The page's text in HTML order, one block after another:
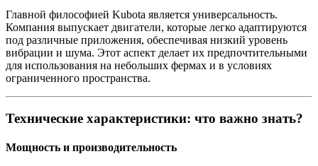
Главной философией Kubota является универсальность.
Компания выпускает двигатели, которые легко адаптируются
под различные приложения, обеспечивая низкий уровень
вибрации и шума. Этот аспект делает их предпочтительными
для использования на небольших фермах и в условиях
ограниченного пространства.
Технические характеристики: что важно знать?
Мощность и производительность